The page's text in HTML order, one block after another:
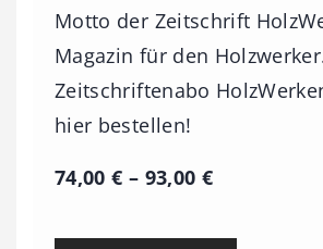
Motto der Zeitschrift
Magazin für den
Zeitschriftenabo
hier bestellen!
74,00€ – 93,00 €P